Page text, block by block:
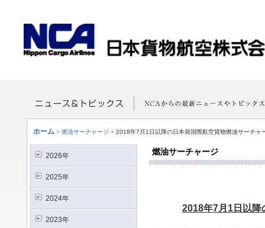
ホーム > 燃油サーチャージ > 2018年7月1日以降の日本発国際航空貨物燃油サーチャ
2026年
2025年
2024年
2023年
燃油サーチャージ
2018年7月1日以降